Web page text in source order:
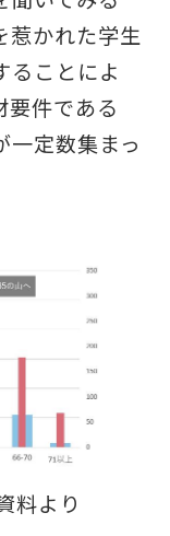
惹かれた学生
ることによ
要件である
一定数集まっ
料より